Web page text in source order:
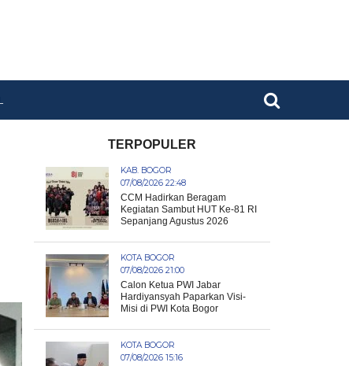
TERPOPULER
KAB. BOGOR
07/08/2026 22:48
CCM Hadirkan Beragam
Kegiatan Sambut HUT Ke-81 RI
Sepanjang Agustus 2026
KOTA BOGOR
07/08/2026 21:00
Calon Ketua PWI Jabar
Hardiyansyah Paparkan Visi-
Misi di PWI Kota Bogor
KOTA BOGOR
07/08/2026 15:16